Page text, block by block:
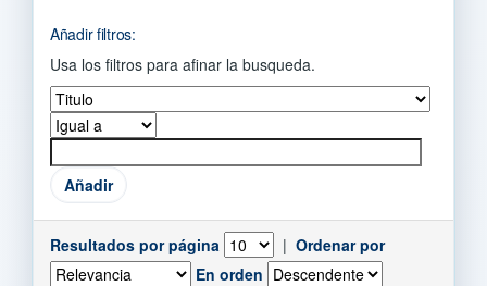
Añadir filtros:
Usa los filtros para afinar la busqueda.
Resultados por página | Ordenar por
En orden